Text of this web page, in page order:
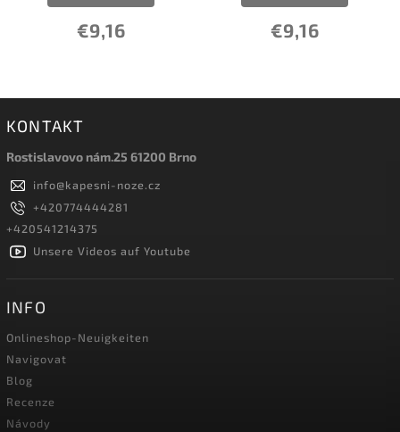
€9,16 €9,16
KONTAKT
Rostislavovo nám.25 61200 Brno
info@kapesni-noze.cz
+420774444281
+420541214375
Unsere Videos auf Youtube
INFO
Onlineshop-Neuigkeiten
Navigovat
Blog
Recenze
Návody